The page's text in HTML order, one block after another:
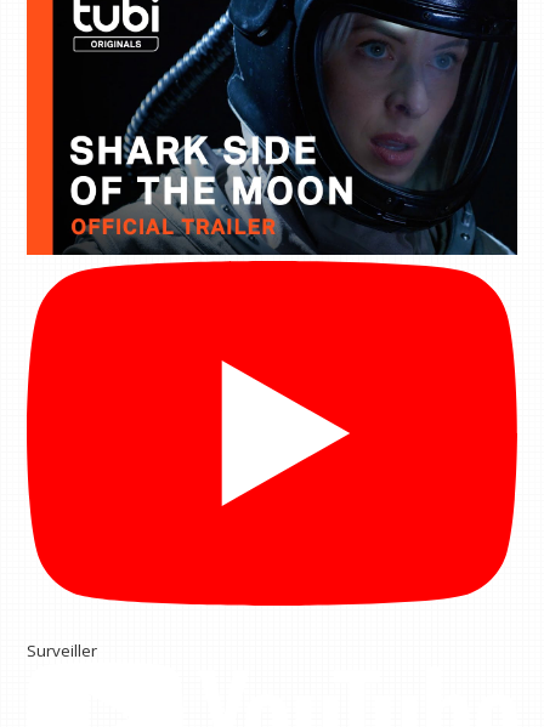
Surveiller